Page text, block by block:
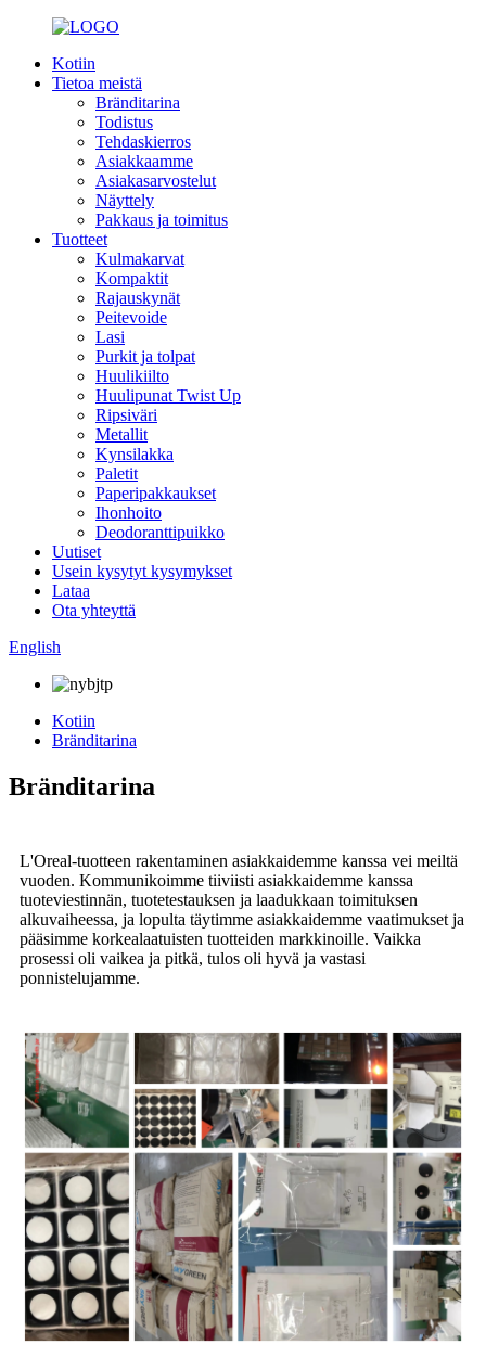
Kotiin
Tietoa meistä
Bränditarina
Todistus
Tehdaskierros
Asiakkaamme
Asiakasarvostelut
Näyttely
Pakkaus ja toimitus
Tuotteet
Kulmakarvat
Kompaktit
Rajauskynät
Peitevoide
Lasi
Purkit ja tolpat
Huulikiilto
Huulipunat Twist Up
Ripsiväri
Metallit
Kynsilakka
Paletit
Paperipakkaukset
Ihonhoito
Deodoranttipuikko
Uutiset
Usein kysytyt kysymykset
Lataa
Ota yhteyttä
English
Kotiin
Bränditarina
Bränditarina
L'Oreal-tuotteen rakentaminen asiakkaidemme kanssa vei meiltä
vuoden. Kommunikoimme tiiviisti asiakkaidemme kanssa
tuoteviestinnän, tuotetestauksen ja laadukkaan toimituksen
alkuvaiheessa, ja lopulta täytimme asiakkaidemme vaatimukset ja
pääsimme korkealaatuisten tuotteiden markkinoille. Vaikka
prosessi oli vaikea ja pitkä, tulos oli hyvä ja vastasi
ponnistelujamme.